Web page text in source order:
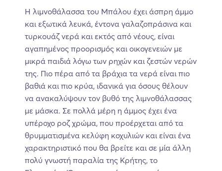
Η λιμνοθάλασσα του Μπάλου έχει άσπρη άμμο
και εξωτικά λευκά, έντονα γαλαζοπράσινα και
τυρκουάζ νερά και εκτός από νέους, είναι
αγαπημένος προορισμός και οικογενειών με
μικρά παιδιά λόγω των ρηχών και ζεστών νερών
της. Πιο πέρα από τα βράχια τα νερά είναι πιο
βαθιά και πιο κρύα, ιδανικά για όσους θέλουν
να ανακαλύψουν τον βυθό της λιμνοθάλασσας
με μάσκα. Σε πολλά μέρη η άμμος έχει ένα
υπέροχο ροζ χρώμα, που προέρχεται από τα
θρυμματισμένα κελύφη κοχυλιών και είναι ένα
χαρακτηριστικό που θα βρείτε και σε μία άλλη
πολύ γνωστή παραλία της Κρήτης, το